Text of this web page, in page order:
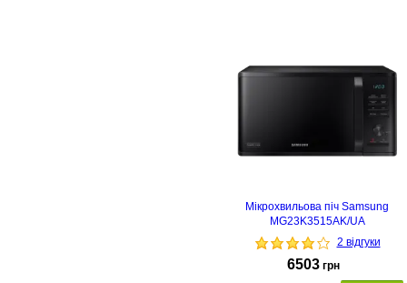
Мікрохвильова піч Samsung
MG23K3515AK/UA
2 відгуки
6503 грн